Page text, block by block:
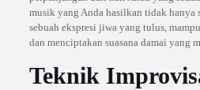
musik yang Anda hasilkan tidak hanya
sebuah ekspresi jiwa yang tulus,
dan menciptakan suasana damai yang
Teknik